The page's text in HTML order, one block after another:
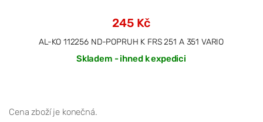
245 Kč
AL-KO 112256 ND-POPRUH K FRS 251 A 351 VARIO
Skladem - ihned k expedici
Cena zboží je konečná.